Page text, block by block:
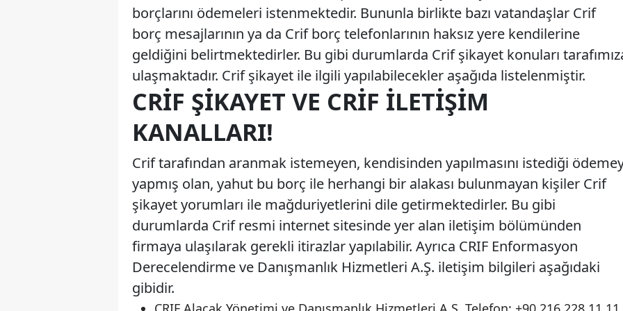
borçlarını ödemeleri istenmektedir. Bununla birlikte bazı vatandaşlar Crif
borç mesajlarının ya da Crif borç telefonlarının haksız yere kendilerine
geldiğini belirtmektedirler. Bu gibi durumlarda Crif şikayet konuları
ulaşmaktadır. Crif şikayet ile ilgili yapılabilecekler aşağıda listelenmiştir.
CRIF ŞIKAYET VE CRIF İLETIŞIM
KANALLARI!
Crif tarafından aranmak istemeyen, kendisinden yapılmasını istediği
yapmış olan, yahut bu borç ile herhangi bir alakası bulunmayan kişiler Crif
şikayet yorumları ile mağduriyetlerini dile getirmektedirler. Bu gibi
durumlarda Crif resmi internet sitesinde yer alan iletişim bölümünden
firmaya ulaşılarak gerekli itirazlar yapılabilir. Ayrıca CRIF Enformasyon
Derecelendirme ve Danışmanlık Hizmetleri A.Ş. iletişim bilgileri aşağıdaki
gibidir.